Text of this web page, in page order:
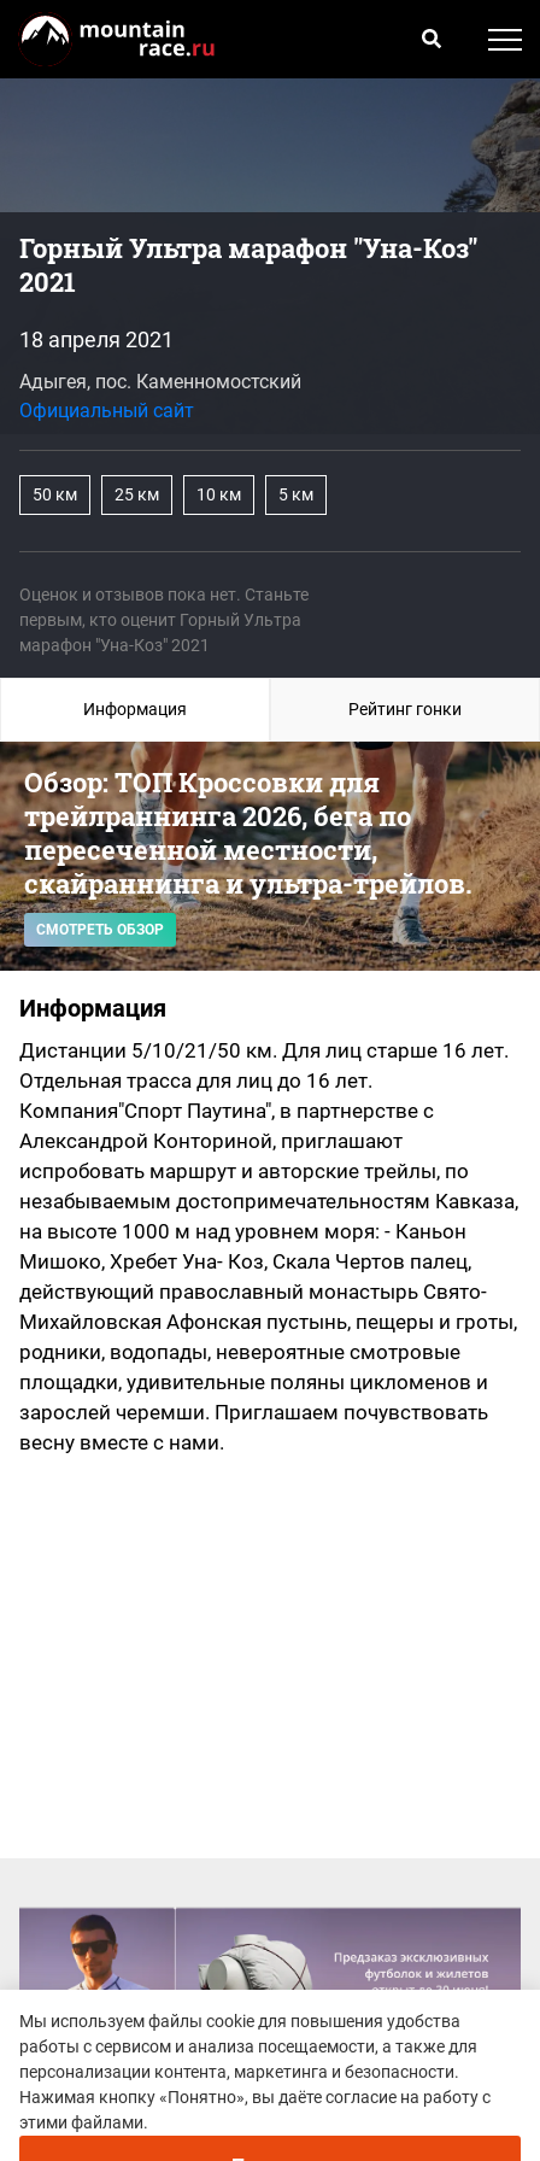
Горный Ультра марафон "Уна-Коз"
2021
Оценок и отзывов пока нет. Станьте
первым, кто оценит Горный Ультра
марафон "Уна-Коз" 2021
18 апреля 2021
Адыгея, пос. Каменномостский
Официальный сайт
50 км 25 км 10 км 5 км
Обзор: ТОП Кроссовки для
трейлраннинга 2026, бега по
пересеченной местности,
скайраннинга и ультра-трейлов.
СМОТРЕТЬ ОБЗОР
Информация
Дистанции 5/10/21/50 км. Для лиц старше 16 лет.
Отдельная трасса для лиц до 16 лет.
Компания"Спорт Паутина", в партнерстве с
Александрой Конториной, приглашают
испробовать маршрут и авторские трейлы, по
незабываемым достопримечательностям Кавказа,
на высоте 1000 м над уровнем моря: - Каньон
Мишоко, Хребет Уна- Коз, Скала Чертов палец,
действующий православный монастырь Свято-
Михайловская Афонская пустынь, пещеры и гроты,
родники, водопады, невероятные смотровые
площадки, удивительные поляны цикломенов и
зарослей черемши. Приглашаем почувствовать
весну вместе с нами.
Информация Рейтинг гонки
Мы используем файлы cookie для повышения удобства
работы с сервисом и анализа посещаемости, а также для
персонализации контента, маркетинга и безопасности.
Нажимая кнопку «Понятно», вы даёте согласие на работу с
этими файлами.